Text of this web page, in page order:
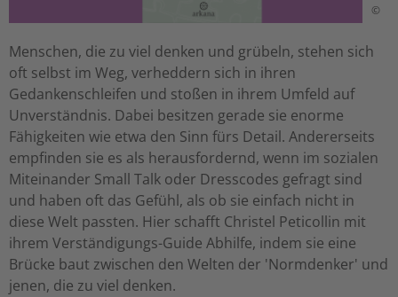
©
Menschen, die zu viel denken und grübeln, stehen sich
oft selbst im Weg, verheddern sich in ihren
Gedankenschleifen und stoßen in ihrem Umfeld auf
Unverständnis. Dabei besitzen gerade sie enorme
Fähigkeiten wie etwa den Sinn fürs Detail. Andererseits
empfinden sie es als herausfordernd, wenn im sozialen
Miteinander Small Talk oder Dresscodes gefragt sind
und haben oft das Gefühl, als ob sie einfach nicht in
diese Welt passten. Hier schafft Christel Peticollin mit
ihrem Verständigungs-Guide Abhilfe, indem sie eine
Brücke baut zwischen den Welten der 'Normdenker' und
jenen, die zu viel denken.